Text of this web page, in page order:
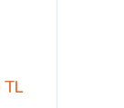
TL